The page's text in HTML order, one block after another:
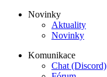
Novinky
Aktuality
Novinky
Komunikace
Chat (Discord)